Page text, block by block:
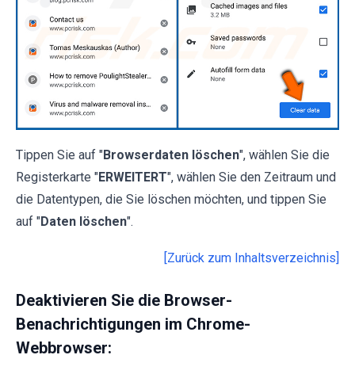
Tippen Sie auf "Browserdaten löschen", wählen Sie die
Registerkarte "ERWEITERT", wählen Sie den Zeitraum und
die Datentypen, die Sie löschen möchten, und tippen Sie
auf "Daten löschen".
[Zurück zum Inhaltsverzeichnis]
Deaktivieren Sie die Browser-
Benachrichtigungen im Chrome-
Webbrowser: